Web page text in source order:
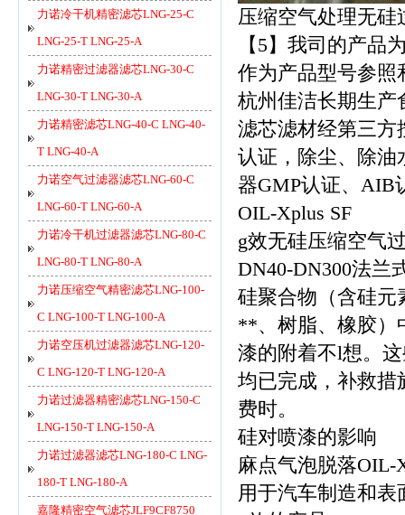
力诺冷干机精密滤芯LNG-25-C
LNG-25-T LNG-25-A
力诺精密过滤器滤芯LNG-30-C
LNG-30-T LNG-30-A
力诺精密滤芯LNG-40-C LNG-40-
T LNG-40-A
力诺空气过滤器滤芯LNG-60-C
LNG-60-T LNG-60-A
力诺冷干机过滤器滤芯LNG-80-C
LNG-80-T LNG-80-A
力诺压缩空气精密滤芯LNG-100-
C LNG-100-T LNG-100-A
力诺空压机过滤器滤芯LNG-120-
C LNG-120-T LNG-120-A
力诺过滤器精密滤芯LNG-150-C
LNG-150-T LNG-150-A
力诺过滤器滤芯LNG-180-C LNG-
180-T LNG-180-A
嘉隆精密空气滤芯JLF9CF8750
压缩空气处理无硅
【5】我司的产品
作为产品型号参照
杭州佳洁长期生产
滤芯滤材经第三方
认证，除尘、除油
器GMP认证、AIB
OIL-Xplus SF
g效无硅压缩空气
DN40-DN300法兰
硅聚合物（含硅元
**、树脂、橡胶）
漆的附着不l想。
均已完成，补救措
费时。
硅对喷漆的影响
麻点气泡脱落OIL-
用于汽车制造和